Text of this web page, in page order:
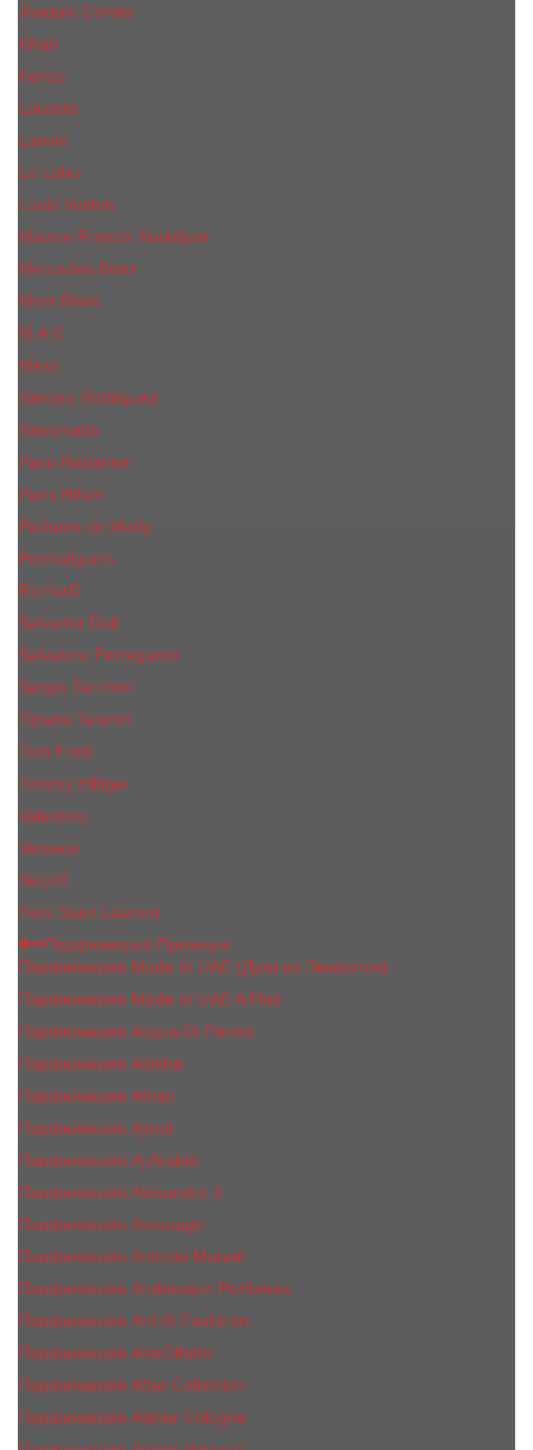
Joaquin Сortes
Kilian
Kenzo
Lacoste
Lanvin
Le Labo
Louis Vuitton
Maison Francis Kurkdjian
Mercedes-Benz
Mont Blanc
M.А.C.
Mexx
Narciso Rodriguez
Nasomatto
Paco Rabanne
Paris Hilton
Parfums de Marly
Penhaligon​'s
RicHarD
Salvador Dali
Salvatore Ferragamo
Sergio Tacchini
Tiziana Terenzi
Tom Ford
Tommy Hilfiger
Valentino
Versace
Xerjoff
Yves Saint Laurent
Парфюмерия Премиум
Парфюмерия Made In UAE (Духи из Эмиратов)
Парфюмерия Made In UAE A Plus
Парфюмерия Acqua Di Parma
Парфюмерия Adisha
Парфюмерия Afnan
Парфюмерия Ajmal
Парфюмерия Aj Arabia
Парфюмерия Alexandre J.
Парфюмерия Amouage
Парфюмерия Antonio Maretti
Парфюмерия Arabesque Perfumes
Парфюмерия Ard Al Zaafaran
Парфюмерия ArteOlfatto
Парфюмерия Attar Collection
Парфюмерия Atelier Cologne